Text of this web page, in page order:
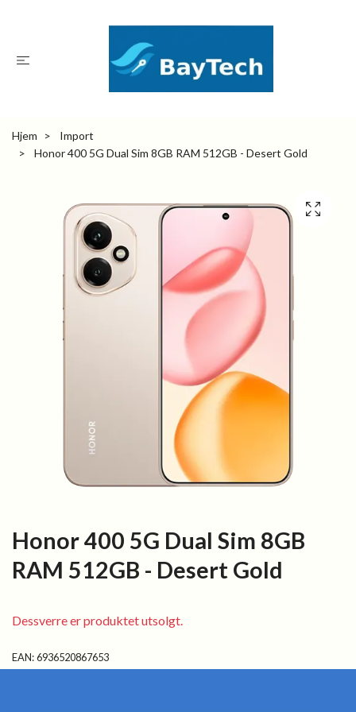
Hjem
Import
Honor 400 5G Dual Sim 8GB RAM 512GB - Desert Gold
Honor 400 5G Dual Sim 8GB
RAM 512GB - Desert Gold
Dessverre er produktet utsolgt.
EAN:6936520867653